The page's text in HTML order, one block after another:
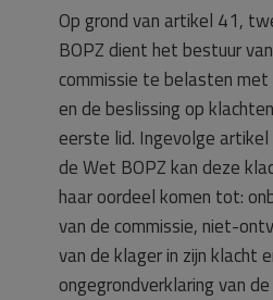
Op grond van artikel 41,
BOPZ dient het bestuur
commissie te belasten met
en de beslissing op
eerste lid. Ingevolge
de Wet BOPZ kan deze
haar oordeel komen tot:
van de commissie, niet-
van de klager in zijn klacht
ongegrondverklaring van